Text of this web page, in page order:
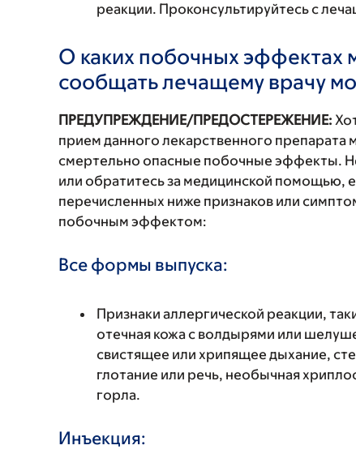
реакции. Проконсультируйтесь с
О каких побочных эффектах
сообщать лечащему врачу
ПРЕДУПРЕЖДЕНИЕ/ПРЕДОСТЕРЕЖЕНИЕ:
прием данного лекарственного препарата
смертельно опасные побочные эффекты.
или обратитесь за медицинской помощью,
перечисленных ниже признаков или
побочным эффектом:
Все формы выпуска:
Признаки аллергической реакции,
отечная кожа с волдырями или
свистящее или хрипящее дыхание,
глотание или речь, необычная
горла.
Инъекция: